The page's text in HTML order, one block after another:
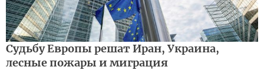
Судьбу Европы решат Иран, Украина,
лесные пожары и миграция